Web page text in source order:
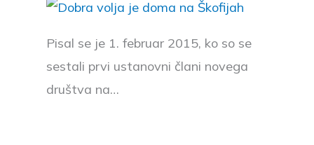
Pisal se je 1. februar 2015, ko so se
sestali prvi ustanovni člani novega
društva na…